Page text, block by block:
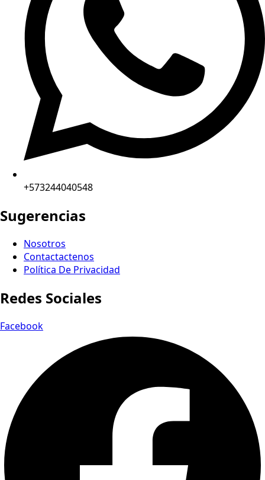
+573244040548
Sugerencias
Nosotros
Contactactenos
Política De Privacidad
Redes Sociales
Facebook